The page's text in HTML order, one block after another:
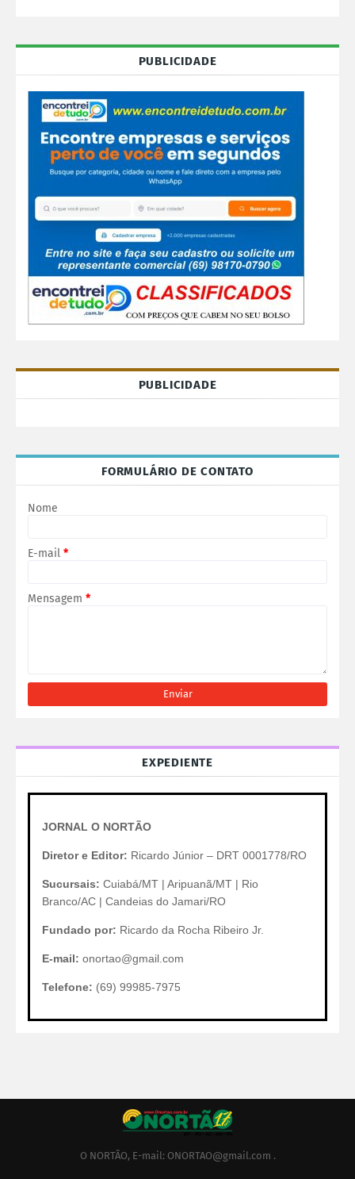
PUBLICIDADE
PUBLICIDADE
FORMULÁRIO DE CONTATO
Nome
E-mail *
Mensagem *
EXPEDIENTE
JORNAL O NORTÃO
Diretor e Editor: Ricardo Júnior – DRT 0001778/RO
Sucursais: Cuiabá/MT | Aripuanã/MT | Rio
Branco/AC | Candeias do Jamari/RO
Fundado por: Ricardo da Rocha Ribeiro Jr.
E-mail: onortao@gmail.com
Telefone: (69) 99985-7975
O NORTÃO, E-mail: ONORTAO@gmail.com .